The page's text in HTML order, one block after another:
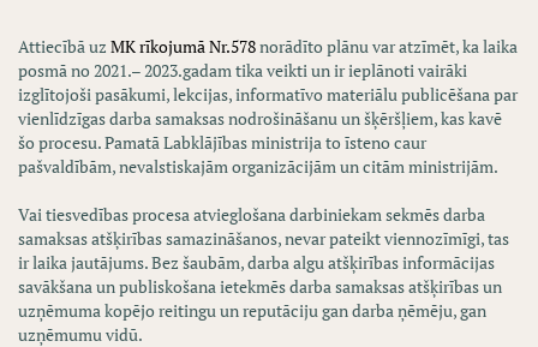
Attiecībā uz MK rīkojumā Nr.578norādīto plānu var atzīmēt, ka laika
posmā no 2021.– 2023.gadam tika veikti un ir ieplānoti vairāki
izglītojoši pasākumi, lekcijas, informatīvo materiālu publicēšana par
vienlīdzīgas darba samaksas nodrošināšanu un šķēršļiem, kas kavē
šo procesu. Pamatā Labklājības ministrija to īsteno caur
pašvaldībām, nevalstiskajām organizācijām un citām ministrijām.
Vai tiesvedības procesa atvieglošana darbiniekam sekmēs darba
samaksas atšķirības samazināšanos, nevar pateikt viennozīmīgi, tas
ir laika jautājums. Bez šaubām, darba algu atšķirības informācijas
savākšana un publiskošana ietekmēs darba samaksas atšķirības un
uzņēmuma kopējo reitingu un reputāciju gan darba ņēmēju, gan
uzņēmumu vidū.